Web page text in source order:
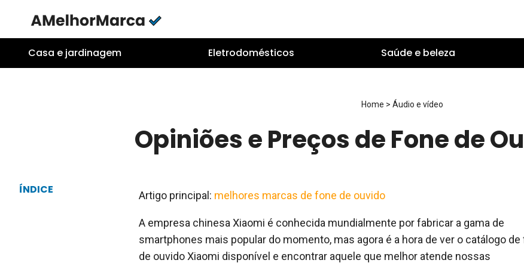
content
Casa e jardinagem Eletrodomésticos Saúde e beleza
Home > Áudio e vídeo
Opiniões e Preços de Fone de
ÍNDICE Artigo principal: melhores marcas de fone de ouvido
A empresa chinesa Xiaomi é conhecida mundialmente por fabricar a gama de
smartphones mais popular do momento, mas agora é a hora de ver o catálogo de
de ouvido Xiaomi disponível e encontrar aquele que melhor atende nossas